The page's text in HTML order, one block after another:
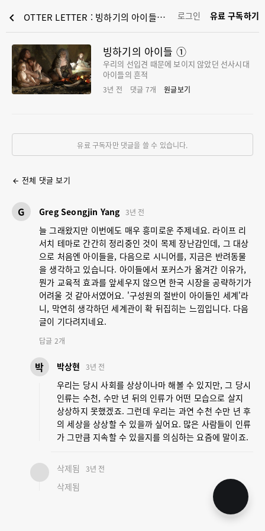
chevron_left OTTER LETTER : 빙하기의 아이들 ① 로그인 유료 구독하기
빙하기의 아이들 ①
우리의 선입견 때문에 보이지 않았던 선사시대
아이들의 흔적
3년 전 댓글 7개 원글보기
유료 구독자만 댓글을 쓸 수 있습니다.
arrow_back 전체 댓글 보기
G Greg Seongjin Yang 3년 전
늘 그래왔지만 이번에도 매우 흥미로운 주제네요. 라이프 리
서치 테마로 간간히 정리중인 것이 목제 장난감인데, 그 대상
으로 처음엔 아이들을, 다음으로 시니어를, 지금은 반려동물
을 생각하고 있습니다. 아이들에서 포커스가 옮겨간 이유가,
뭔가 교육적 효과를 앞세우지 않으면 한국 시장을 공략하기가
어려울 것 같아서였어요. '구성원의 절반이 아이들인 세계'라
니, 막연히 생각하던 세계관이 확 뒤집히는 느낌입니다. 다음
글이 기다려지네요.
답글 2개
박 박상현 3년 전
우리는 당시 사회를 상상이나마 해볼 수 있지만, 그 당시
인류는 수천, 수만 년 뒤의 인류가 어떤 모습으로 살지
상상하지 못했겠죠. 그런데 우리는 과연 수천 수만 년 후
의 세상을 상상할 수 있을까 싶어요. 많은 사람들이 인류
가 그만큼 지속할 수 있을지를 의심하는 요즘에 말이죠.
삭제됨 3년 전
삭제됨